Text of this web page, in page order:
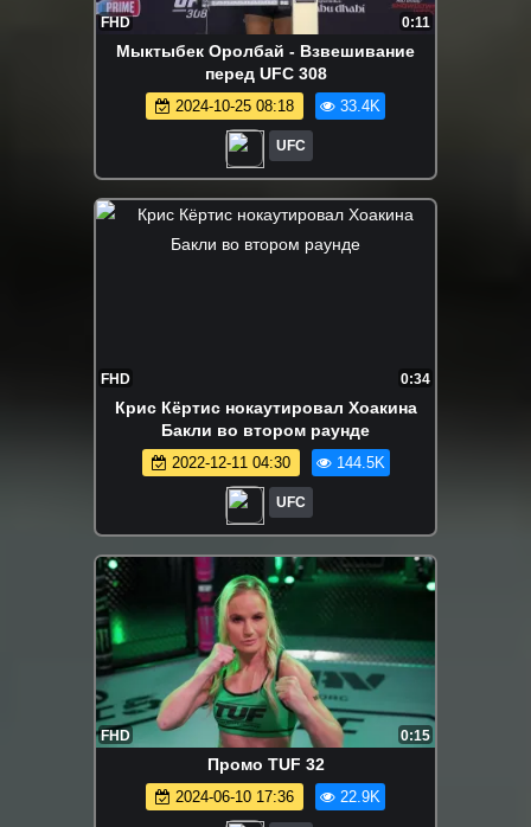
FHD 0:11
Мыктыбек Оролбай - Взвешивание
перед UFC 308
2024-10-25 08:18 33.4K
UFC
FHD 0:34
Крис Кёртис нокаутировал Хоакина
Бакли во втором раунде
2022-12-11 04:30 144.5K
UFC
FHD 0:15
Промо TUF 32
2024-06-10 17:36 22.9K